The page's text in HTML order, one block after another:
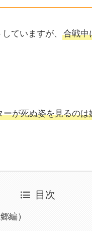
ていますが、 合戦中
が死ぬ姿を見るの
目次
編）